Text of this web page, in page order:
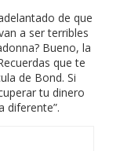
de que
a ser terribles
Bueno, la
que te
de Bond. Si
tu dinero
diferente”.